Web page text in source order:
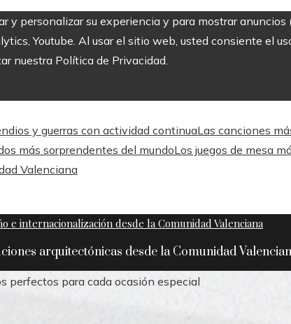
y personalizar su experiencia y para mostrar
Youtube. Al usar el sitio web, usted consiente el
nuestra Política de Privacidad.
y guerras con actividad continuaLas canciones
más sorprendentes del mundoLos juegos de mesa
Valenciana
arquitectónicas desde la Comunidad
perfectos para cada ocasión especial